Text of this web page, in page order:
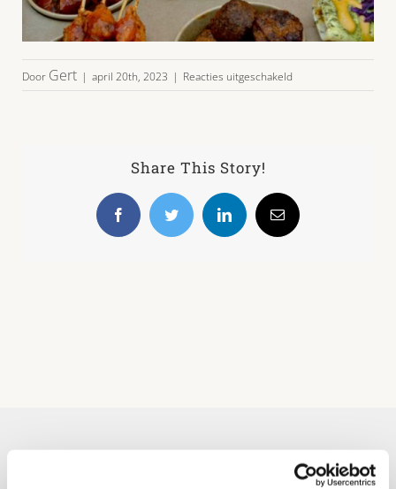
Door Gert | april 20th, 2023 | Reacties uitgeschakeld
party-
Share This Story!
FacebookTwitter LinkedInE-
mail